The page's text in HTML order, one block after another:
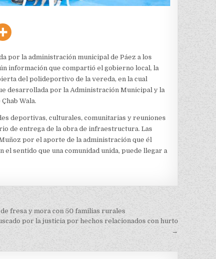
por la administración municipal de Páez a los
información que compartió el gobierno local, la
del polideportivo de la vereda, en la cual
desarrollada por la Administración Municipal y la
Wala.
deportivas, culturales, comunitarias y reuniones
de entrega de la obra de infraestructura. Las
por el aporte de la administración que él
sentido que una comunidad unida, puede llegar a
fresa y mora con 50 familias rurales
por la justicia por hechos relacionados con hurto
→